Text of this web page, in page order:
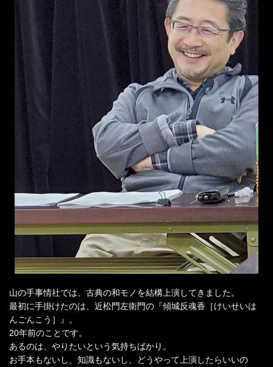
山の手事情社では、古典の和モノを結構上演してきました。
最初に手掛けたのは、近松門左衛門の『傾城反魂香［けいせいは
んごんこう］』。
20年前のことです。
あるのは、やりたいという気持ちばかり。
お手本もないし、知識もないし、どうやって上演したらいいの